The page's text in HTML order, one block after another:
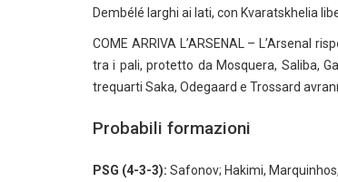
Dembélé larghi ai lati, con Kvaratskhelia
COME ARRIVA L’ARSENAL – L’Arsenal
tra i pali, protetto da Mosquera, Saliba,
trequarti Saka, Odegaard e Trossard
Probabili formazioni
PSG (4-3-3): Safonov; Hakimi,